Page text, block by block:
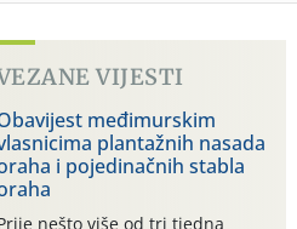
VIJESTI
međimurskim
plantažnih nasada
i pojedinačnih stabla
nešto više od tri tjedna